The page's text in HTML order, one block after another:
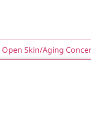
Open Skin/Aging